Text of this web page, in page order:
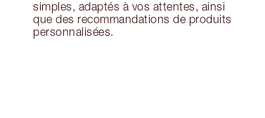
simples, adaptés à vos attentes, ainsi
que des recommandations de produits
personnalisées.